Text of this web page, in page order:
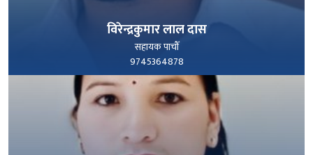
विरेन्द्रकुमार लाल दास
सहायक पाचौँ
9745364878
पूरा हेर्नुहोस्